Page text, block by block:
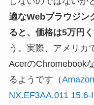
適なWebブラウジ
ると、価格は5万円
う。実際、アメリカ
AcerのChromebook
るようです（
NX.EF3AA.011